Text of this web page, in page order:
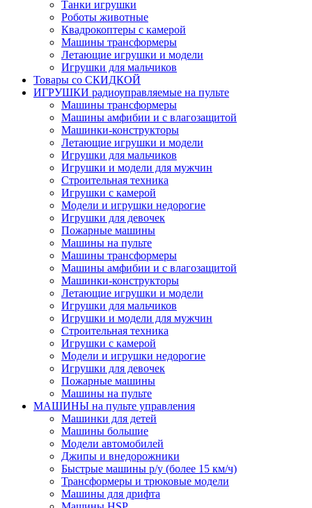
Танки игрушки
Роботы животные
Квадрокоптеры с камерой
Машины трансформеры
Летающие игрушки и модели
Игрушки для мальчиков
Товары со СКИДКОЙ
ИГРУШКИ радиоуправляемые на пульте
Машины трансформеры
Машины амфибии и с влагозащитой
Машинки-конструкторы
Летающие игрушки и модели
Игрушки для мальчиков
Игрушки и модели для мужчин
Строительная техника
Игрушки с камерой
Модели и игрушки недорогие
Игрушки для девочек
Пожарные машины
Машины на пульте
Машины трансформеры
Машины амфибии и с влагозащитой
Машинки-конструкторы
Летающие игрушки и модели
Игрушки для мальчиков
Игрушки и модели для мужчин
Строительная техника
Игрушки с камерой
Модели и игрушки недорогие
Игрушки для девочек
Пожарные машины
Машины на пульте
МАШИНЫ на пульте управления
Машинки для детей
Машины большие
Модели автомобилей
Джипы и внедорожники
Быстрые машины р/у (более 15 км/ч)
Трансформеры и трюковые модели
Машины для дрифта